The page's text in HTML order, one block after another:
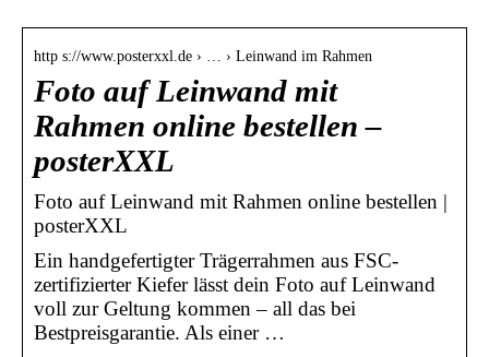
http s://www.posterxxl.de › … › Leinwand im Rahmen
Foto auf Leinwand mit
Rahmen online bestellen –
posterXXL
Foto auf Leinwand mit Rahmen online bestellen |
posterXXL
Ein handgefertigter Trägerrahmen aus FSC-
zertifizierter Kiefer lässt dein Foto auf Leinwand
voll zur Geltung kommen – all das bei
Bestpreisgarantie. Als einer …